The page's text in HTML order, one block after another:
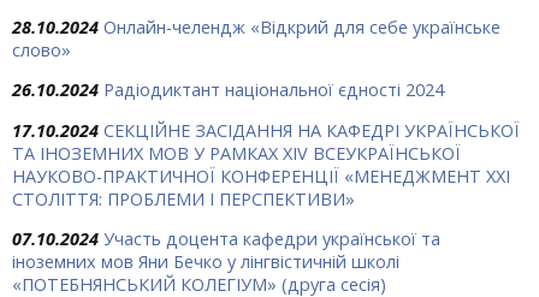
28.10.2024 Онлайн-челендж «Відкрий для себе українське
слово»
26.10.2024 Радіодиктант національної єдності 2024
17.10.2024 СЕКЦІЙНЕ ЗАСІДАННЯ НА КАФЕДРІ УКРАЇНСЬКОЇ
ТА ІНОЗЕМНИХ МОВ У РАМКАХ ХIV ВСЕУКРАЇНСЬКОЇ
НАУКОВО-ПРАКТИЧНОЇ КОНФЕРЕНЦІЇ «МЕНЕДЖМЕНТ ХХІ
СТОЛІТТЯ: ПРОБЛЕМИ І ПЕРСПЕКТИВИ»
07.10.2024 Участь доцента кафедри української та
іноземних мов Яни Бечко у лінгвістичній школі
«ПОТЕБНЯНСЬКИЙ КОЛЕГІУМ» (друга сесія)